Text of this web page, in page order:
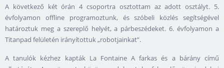
A következő két órán 4 csoportra osztottam az adott osztályt. 5.
évfolyamon offline programoztunk, és szóbeli közlés segítségével
határoztuk meg a szereplő helyét, a párbeszédeket. 6. évfolyamon a
Titanpad felületén irányítottuk „robotjainkat”.
A tanulók kézhez kapták La Fontaine A farkas és a bárány című